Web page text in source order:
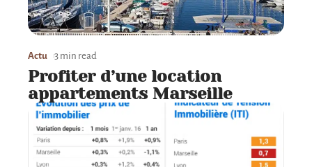
Actu 3 min read
Profiter d’une location
appartements Marseille